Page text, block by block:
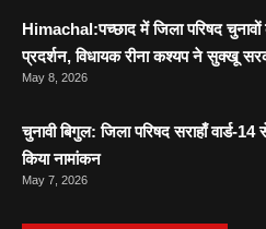
Himachal:पच्छाद में जिला परिषद
प्रदर्शन, विधायक रीना कश्यप ने सुक्खू
May 8, 2026
चुनावी बिगुल: जिला परिषद सराहाँ वार्ड-
किया नामांकन
May 7, 2026